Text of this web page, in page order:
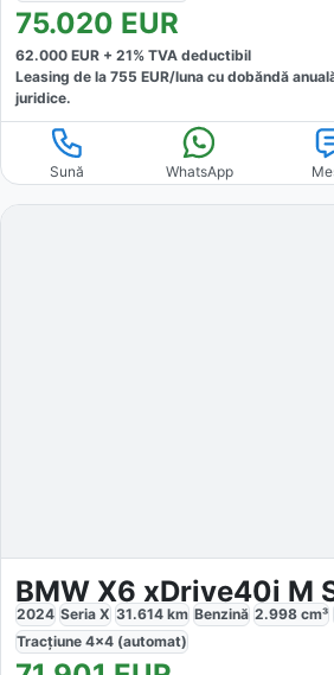
75.020 EUR
62.000 EUR + 21% TVA deductibil
Leasing de la 755 EUR/luna cu dobăndă
juridice.
Sună WhatsApp
BMW X6 xDrive40i M
2024 Seria X 31.614 km Benzină 2.998 cm³
Tracțiune 4x4 (automat)